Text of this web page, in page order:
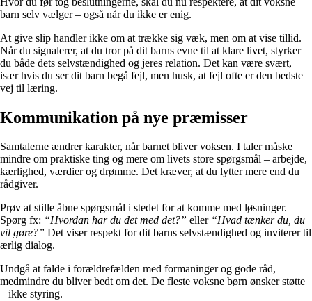
barn selv vælger – også når du ikke er enig.
At give slip handler ikke om at trække sig væk, men om at vise tillid.
Når du signalerer, at du tror på dit barns evne til at klare livet, styrker
du både dets selvstændighed og jeres relation. Det kan være svært,
især hvis du ser dit barn begå fejl, men husk, at fejl ofte er den bedste
vej til læring.
Kommunikation på nye præmisser
Samtalerne ændrer karakter, når barnet bliver voksen. I taler måske
mindre om praktiske ting og mere om livets store spørgsmål – arbejde,
kærlighed, værdier og drømme. Det kræver, at du lytter mere end du
rådgiver.
Prøv at stille åbne spørgsmål i stedet for at komme med løsninger.
Spørg fx: “Hvordan har du det med det?” eller “Hvad tænker du, du
vil gøre?” Det viser respekt for dit barns selvstændighed og inviterer til
ærlig dialog.
Undgå at falde i forældrefælden med formaninger og gode råd,
medmindre du bliver bedt om det. De fleste voksne børn ønsker støtte
– ikke styring.